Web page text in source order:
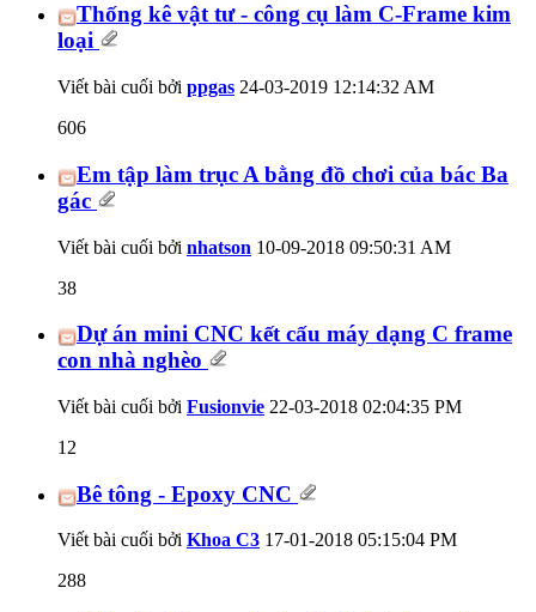
Thống kê vật tư - công cụ làm C-Frame kim
loại
Viết bài cuối bởi ppgas 24-03-2019 12:14:32 AM
606
Em tập làm trục A bằng đồ chơi của bác Ba
gác
Viết bài cuối bởi nhatson 10-09-2018 09:50:31 AM
38
Dự án mini CNC kết cấu máy dạng C frame
con nhà nghèo
Viết bài cuối bởi Fusionvie 22-03-2018 02:04:35 PM
12
Bê tông - Epoxy CNC
Viết bài cuối bởi Khoa C3 17-01-2018 05:15:04 PM
288